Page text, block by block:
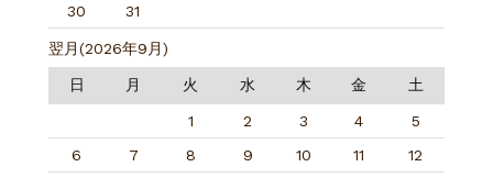
30
31
翌月(2026年9月)
日 月 火 水 木 金 土
1 2 3 4
5
6
7 8 9 10 11
12